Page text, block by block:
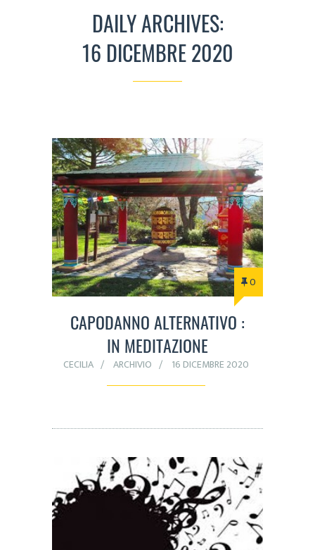
DAILY ARCHIVES:
16 DICEMBRE 2020
0
CAPODANNO ALTERNATIVO :
IN MEDITAZIONE
CECILIA ARCHIVIO 16 DICEMBRE 2020